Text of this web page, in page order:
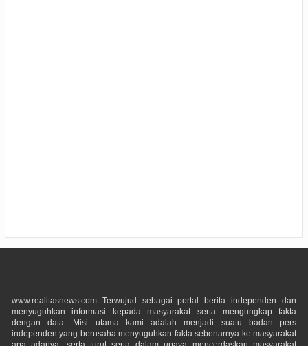
www.realitasnews.com Terwujud sebagai portal berita independen dan
menyuguhkan informasi kepada masyarakat serta mengungkap fakta
dengan data. Misi utama kami adalah menjadi suatu badan pers
independen yang berusaha menyuguhkan fakta sebenarnya ke masyarakat